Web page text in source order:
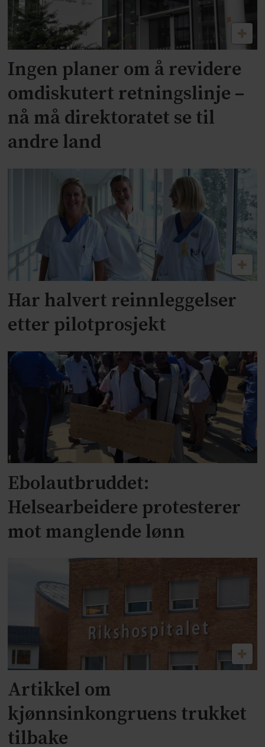
Ingen planer om å revidere
omdiskutert retningslinje –
nå må direktoratet se til
andre land
Har halvert reinnleggelser
etter pilotprosjekt
Ebolautbruddet:
Helsearbeidere protesterer
mot manglende lønn
Artikkel om
kjønnsinkongruens trukket
tilbake